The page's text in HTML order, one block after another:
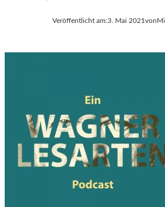
Veröffentlicht am:3. Mai 2021von